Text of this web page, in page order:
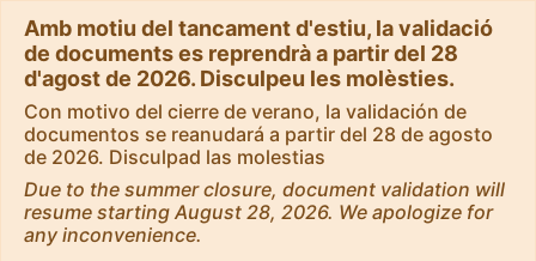
Amb motiu del tancament d'estiu, la validació
de documents es reprendrà a partir del 28
d'agost de 2026. Disculpeu les molèsties.
Con motivo del cierre de verano, la validación de
documentos se reanudará a partir del 28 de agosto
de 2026. Disculpad las molestias
Due to the summer closure, document validation will
resume starting August 28, 2026. We apologize for
any inconvenience.